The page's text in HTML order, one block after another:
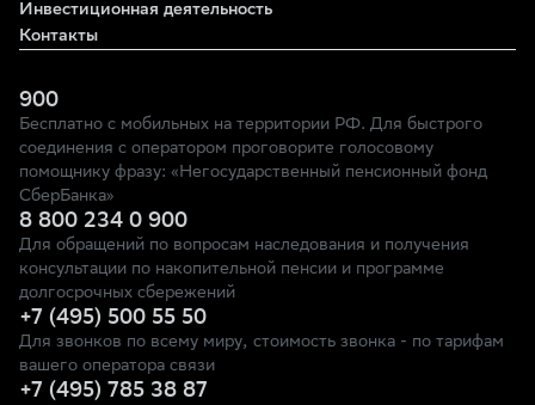
Инвестиционная деятельность
Контакты
900
Бесплатно с мобильных на территории РФ. Для быстрого
соединения с оператором проговорите голосовому
помощнику фразу: «Негосударственный пенсионный фонд
СберБанка»
8 800 234 0 900
Для обращений по вопросам наследования и получения
консультации по накопительной пенсии и программе
долгосрочных сбережений
+7 (495) 500 55 50
Для звонков по всему миру, стоимость звонка - по тарифам
вашего оператора связи
+7 (495) 785 38 87